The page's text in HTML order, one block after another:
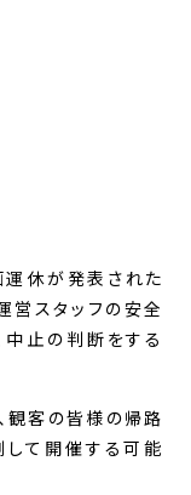
休が発表された
営スタッフの安全
止の判断をする
観客の皆様の帰路
て開催する可能